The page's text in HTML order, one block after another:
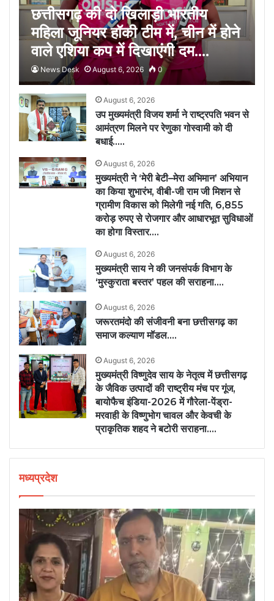
छत्तीसगढ़ की दो खिलाड़ी भारतीय
महिला जूनियर हॉकी टीम में, चीन में होने
वाले एशिया कप में दिखाएंगी दम….
News Desk August 6, 2026 0
August 6, 2026
उप मुख्यमंत्री विजय शर्मा ने राष्ट्रपति भवन से
आमंत्रण मिलने पर रेणुका गोस्वामी को दी
बधाई…..
August 6, 2026
मुख्यमंत्री ने ‘मेरी बेटी–मेरा अभिमान’ अभियान
का किया शुभारंभ, वीबी-जी राम जी मिशन से
ग्रामीण विकास को मिलेगी नई गति, 6,855
करोड़ रुपए से रोजगार और आधारभूत सुविधाओं
का होगा विस्तार….
August 6, 2026
मुख्यमंत्री साय ने की जनसंपर्क विभाग के
‘मुस्कुराता बस्तर’ पहल की सराहना….
August 6, 2026
जरूरतमंदो की संजीवनी बना छत्तीसगढ़ का
समाज कल्याण मॉडल….
August 6, 2026
मुख्यमंत्री विष्णुदेव साय के नेतृत्व में छत्तीसगढ़
के जैविक उत्पादों की राष्ट्रीय मंच पर गूंज,
बायोफैच इंडिया-2026 में गौरेला-पेंड्रा-
मरवाही के विष्णुभोग चावल और केवची के
प्राकृतिक शहद ने बटोरी सराहना….
मध्यप्रदेश